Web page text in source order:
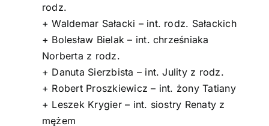
rodz.
+ Waldemar Sałacki – int. rodz. Sałackich
+ Bolesław Bielak – int. chrześniaka
Norberta z rodz.
+ Danuta Sierzbista – int. Julity z rodz.
+ Robert Proszkiewicz – int. żony Tatiany
+ Leszek Krygier – int. siostry Renaty z
mężem